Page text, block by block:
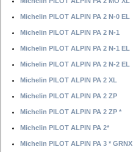
Michelin PILOT ALPIN PA 2 N-0 EL
Michelin PILOT ALPIN PA 2 N-1
Michelin PILOT ALPIN PA 2 N-1 EL
Michelin PILOT ALPIN PA 2 N-2 EL
Michelin PILOT ALPIN PA 2 XL
Michelin PILOT ALPIN PA 2 ZP
Michelin PILOT ALPIN PA 2 ZP *
Michelin PILOT ALPIN PA 2*
Michelin PILOT ALPIN PA 3 * GRNX